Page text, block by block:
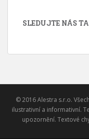
SLEDUJTE NÁS
© 2016 Alestra s.r.o.
ilustrativní a informativní.
upozornění. Textové